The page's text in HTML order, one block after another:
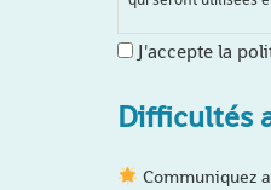
J'accepte la
Difficultés
Communiquez